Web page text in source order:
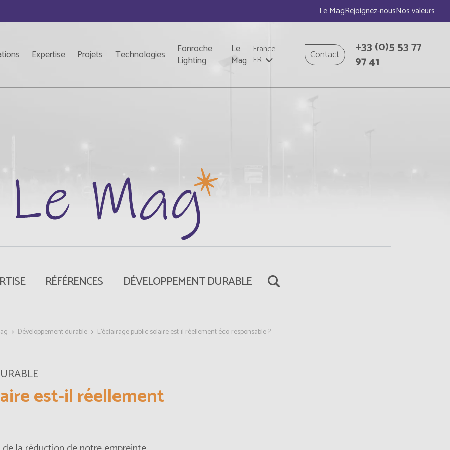
Le MagRejoignez-nousNos valeurs
Expertise Projets Technologies
Fonroche
Lighting
Le
Mag
France-
FR
Contact +33(0)5 53 77
97 41
RÉFÉRENCES DÉVELOPPEMENT DURABLE
Développement durable L’éclairage public solaire est-il réellement éco-responsable ?
est-il réellement